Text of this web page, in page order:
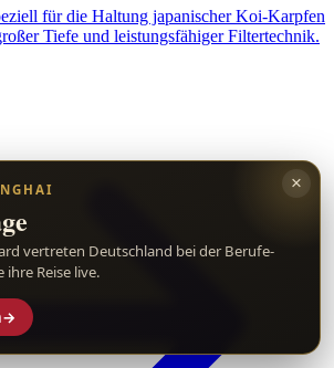
für die Haltung japanischer Koi-Karpfen
Tiefe und leistungsfähiger Filtertechnik.
×
vertreten Deutschland bei der Berufe-
Reise live.
→